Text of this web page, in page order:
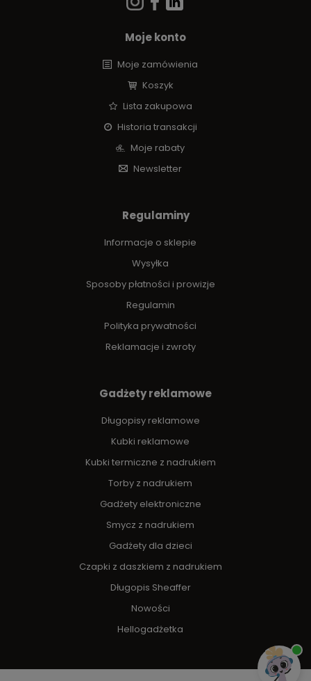
Moje konto
Moje zamówienia
Koszyk
Lista zakupowa
Historia transakcji
Moje rabaty
Newsletter
Regulaminy
Informacje o sklepie
Wysyłka
Sposoby płatności i prowizje
Regulamin
Polityka prywatności
Reklamacje i zwroty
Gadżety reklamowe
Długopisy reklamowe
Kubki reklamowe
Kubki termiczne z nadrukiem
Torby z nadrukiem
Gadżety elektroniczne
Smycz z nadrukiem
Gadżety dla dzieci
Czapki z daszkiem z nadrukiem
Długopis Sheaffer
Nowości
Hellogadżetka